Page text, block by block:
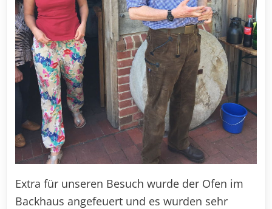
Extra für unseren Besuch wurde der Ofen im
Backhaus angefeuert und es wurden sehr